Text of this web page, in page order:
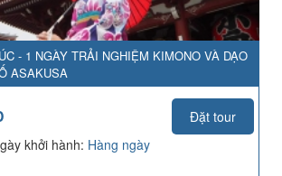
- 1 NGÀY TRẢI NGHIỆM KIMONO VÀ DẠO
ASAKUSA
Đặt tour
khởi hành: Hàng ngày